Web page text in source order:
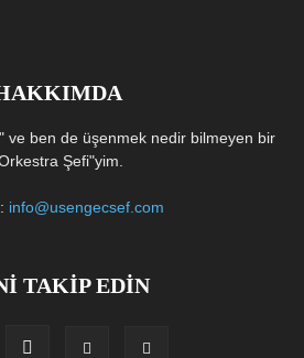
ve ben de üşenmek nedir bilmeyen bir
Şefi"yim.
info@usengecsef.com
TAKİP EDİN